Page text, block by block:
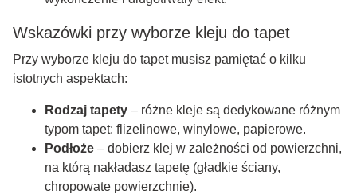
Wskazówki przy wyborze kleju do tapet
Przy wyborze kleju do tapet musisz pamiętać o kilku
istotnych aspektach:
Rodzaj tapety – różne kleje są dedykowane różnym
typom tapet: flizelinowe, winylowe, papierowe.
Podłoże – dobierz klej w zależności od powierzchni,
na którą nakładasz tapetę (gładkie ściany,
chropowate powierzchnie).